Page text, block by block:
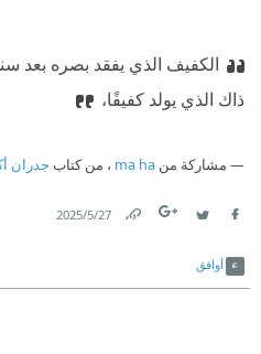
الكفيف الذي يفقد بصره بعد
ذاك الذي يولد كفيفًا،
مشاركة من ma ha ، من كتاب جدران
27‏/5‏/2025
أوافق